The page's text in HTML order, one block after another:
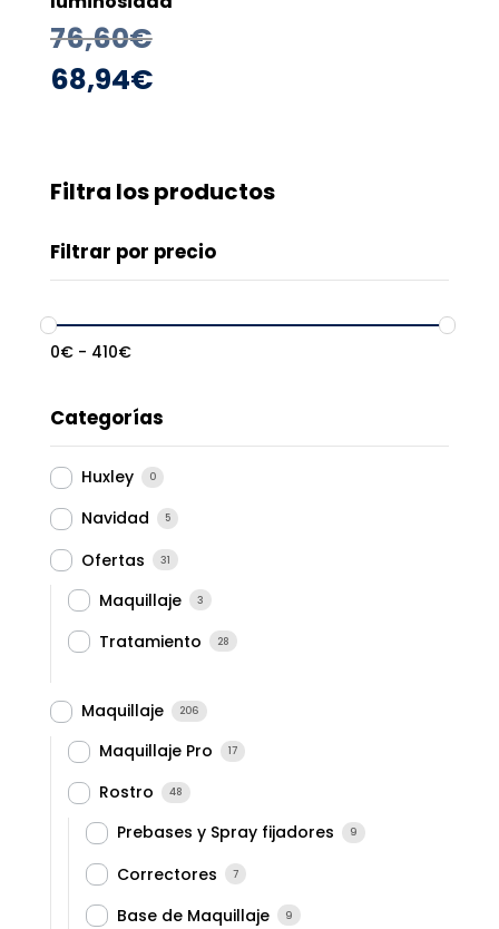
Filtra los productos
Filtrar por precio
0€- 410€
Categorías
Huxley 0
Navidad 5
Ofertas 31
Maquillaje 3
Tratamiento 28
Maquillaje 206
Maquillaje Pro 17
Rostro 48
Prebases y Spray fijadores 9
Correctores 7
Base de Maquillaje 9
76,60€El
precio
76,60€.
68,94€El
es: